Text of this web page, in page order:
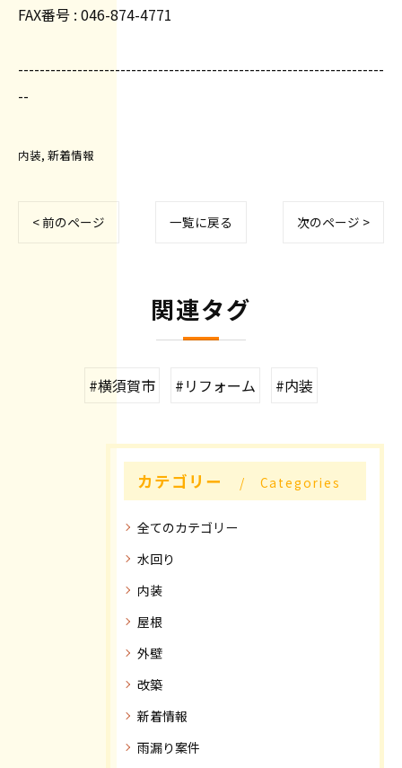
FAX番号 : 046-874-4771
--------------------------------------------------------------------
--
内装 新着情報
< 前のページ 一覧に戻る 次のページ >
関連タグ
#横須賀市 #リフォーム #内装
カテゴリー Categories
全てのカテゴリー
水回り
内装
屋根
外壁
改築
新着情報
雨漏り案件